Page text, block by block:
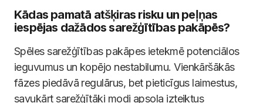
Kādas pamatā atšķiras risku un peļņas
iespējas dažādos sarežģītības pakāpēs?
Spēles sarežģītības pakāpes ietekmē potenciālos
ieguvumus un kopējo nestabilumu. Vienkāršākās
fāzes piedāvā regulārus, bet pieticīgus laimestus,
savukārt sarežģītāki modi apsola izteiktus